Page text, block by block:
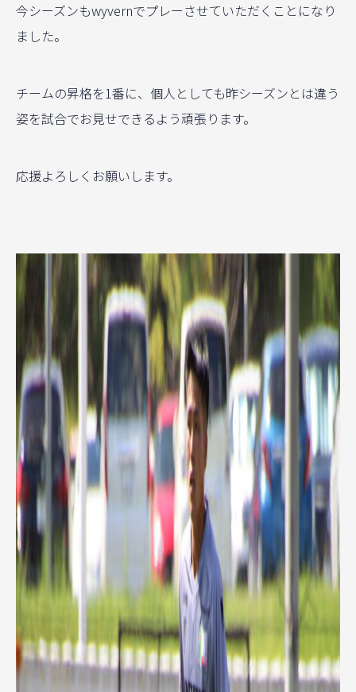
今シーズンもwyvernでプレーさせていただくことになり
ました。
チームの昇格を1番に、個人としても昨シーズンとは違う
姿を試合でお見せできるよう頑張ります。
応援よろしくお願いします。